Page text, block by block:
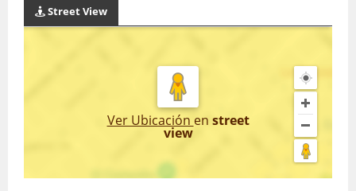
Street View
Ver Ubicación en street
view